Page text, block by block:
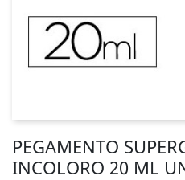
PEGAMENTO
INCOLORO 20 ML